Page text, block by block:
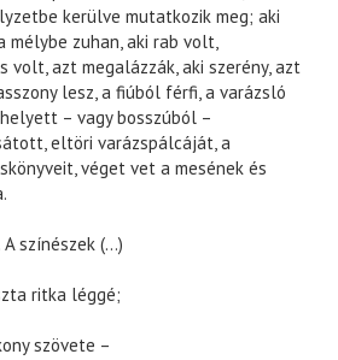
kerülve mutatkozik meg; aki
mélybe zuhan, aki rab volt,
volt, azt megalázzák, aki szerény, azt
lesz, a fiúból férfi, a varázsló
– vagy bosszúból –
eltöri varázspálcáját, a
véget vet a mesének és
színészek (…)
ritka léggé;
szövete –